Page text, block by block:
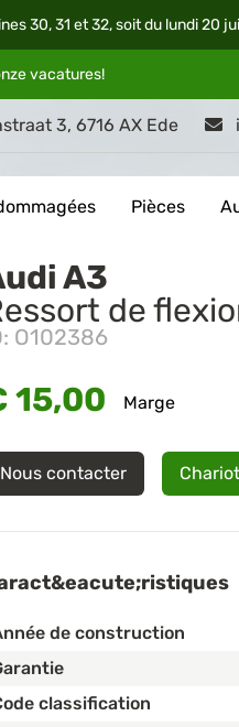
30, 31 et 32, soit du lundi 20
vacatures!
3, 6716 AX Ede
Pièces
A3
de
O102386
15,00 Marge
Nous contacter Chariot
de construction
classification